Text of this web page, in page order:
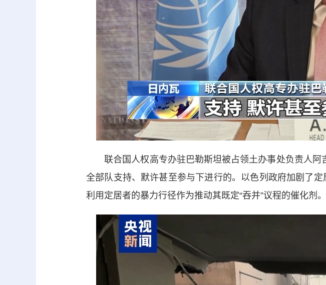
联合国人权高专办驻巴勒斯坦被占领土办事处负责人阿
全部队支持、默许甚至参与下进行的。以色列政府加剧了
利用定居者的暴力行径作为推动其既定“吞并”议程的催化剂。